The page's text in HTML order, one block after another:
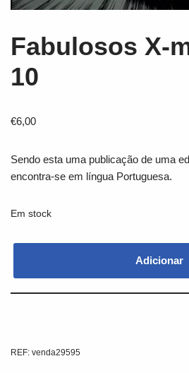
Fabulosos X-
10
€6,00
Sendo esta uma publicação de uma
encontra-se em língua Portuguesa.
Em stock
Adicionar
REF: venda29595